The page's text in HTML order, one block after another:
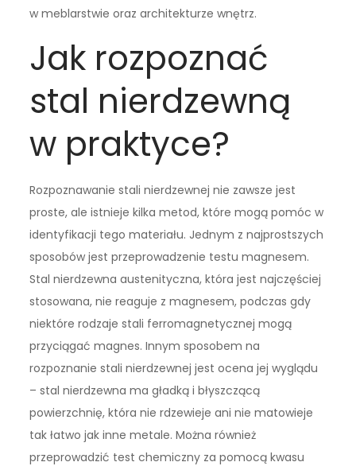
w meblarstwie oraz architekturze wnętrz.
Jak rozpoznać
stal nierdzewną
w praktyce?
Rozpoznawanie stali nierdzewnej nie zawsze jest
proste, ale istnieje kilka metod, które mogą pomóc w
identyfikacji tego materiału. Jednym z najprostszych
sposobów jest przeprowadzenie testu magnesem.
Stal nierdzewna austenityczna, która jest najczęściej
stosowana, nie reaguje z magnesem, podczas gdy
niektóre rodzaje stali ferromagnetycznej mogą
przyciągać magnes. Innym sposobem na
rozpoznanie stali nierdzewnej jest ocena jej wyglądu
– stal nierdzewna ma gładką i błyszczącą
powierzchnię, która nie rdzewieje ani nie matowieje
tak łatwo jak inne metale. Można również
przeprowadzić test chemiczny za pomocą kwasu